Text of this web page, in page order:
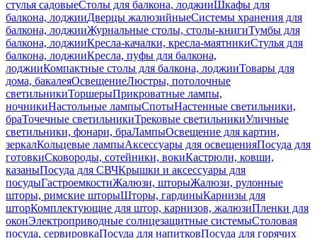
стулья садовыеСтолы для балкона, лоджииШкафы для
балкона, лоджииДверцы жалюзийныеСистемы хранения для
балкона, лоджииЖурнальные столы, столы-книгиТумбы для
балкона, лоджииКресла-качалки, кресла-маятникиСтулья для
балкона, лоджииКресла, пуфы для балкона,
лоджииКомпактные столы для балкона, лоджииТовары для
дома, бакалеяОсвещениеЛюстры, потолочные
светильникиТоршерыПрикроватные лампы,
ночникиНастольные лампыСпотыНастенные светильники,
браТочечные светильникиТрековые светильникиУличные
светильники, фонари, браЛампыОсвещение для картин,
зеркалКольцевые лампыАксессуары для освещенияПосуда для
готовкиСковороды, сотейники, вокиКастрюли, ковши,
казаныПосуда для СВЧКрышки и аксессуары для
посудыГастроемкостиЖалюзи, шторыЖалюзи, рулонные
шторы, римские шторыШторы, гардиныКарнизы для
шторКомплектующие для штор, карнизов, жалюзиПленки для
оконЭлектроприводные солнцезащитные системыСтоловая
посуда, сервировкаПосуда для напитковПосуда для горячих